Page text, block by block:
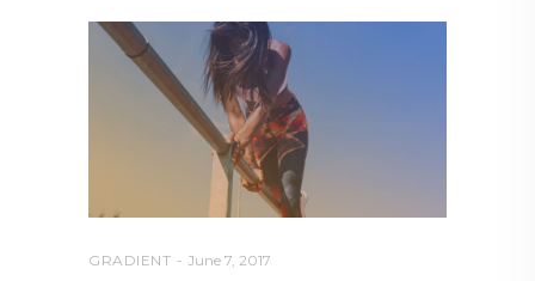
GRADIENT June 7, 2017